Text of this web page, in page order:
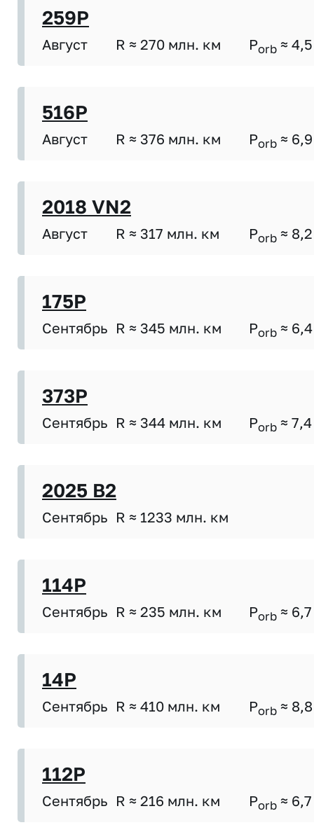
259P
Август R ≈ 270 млн. км Porb ≈ 4,5
516P
Август R ≈ 376 млн. км Porb ≈ 6,9
2018 VN2
Август R ≈ 317 млн. км Porb ≈ 8,2
175P
Сентябрь R ≈ 345 млн. км Porb ≈ 6,4
373P
Сентябрь R ≈ 344 млн. км Porb ≈ 7,4
2025 B2
Сентябрь R ≈ 1233 млн. км
114P
Сентябрь R ≈ 235 млн. км Porb ≈ 6,7
14P
Сентябрь R ≈ 410 млн. км Porb ≈ 8,8
112P
Сентябрь R ≈ 216 млн. км Porb ≈ 6,7